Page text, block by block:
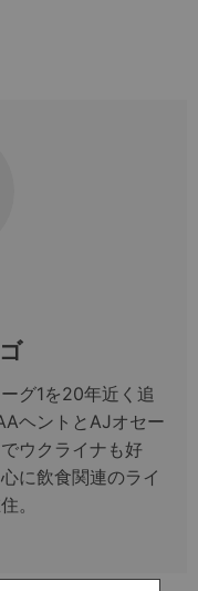
グ1を20年近く追
ヘントとAJオセー
ウクライナも好
に飲食関連のライ
。